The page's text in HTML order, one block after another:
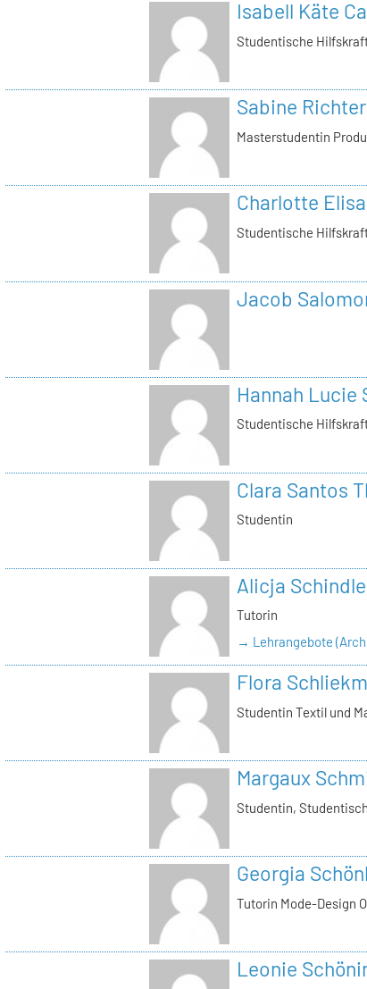
Isabell Käte
Studentische
Sabine Richter
Masterstudentin
Charlotte
Studentische
Jacob
Hannah Lucie
Studentische
Clara Santos
Studentin
Alicja
Tutorin
→ Lehrangebote
Flora
Studentin Textil und
Margaux
Studentin,
Georgia
Tutorin Mode-Design
Leonie